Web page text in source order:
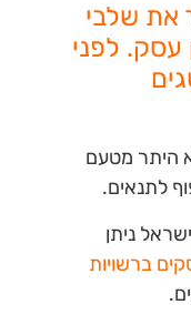
את שלבי
עסק. לפני
היתר מטעם
לתנאים.
ניתן
ברשויות